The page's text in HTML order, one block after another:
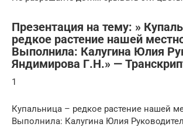
Презентация на тему: »
редкое растение нашей
Выполнила: Калугина Юлия
Яндимирова Г.Н.» —
1
Купальница – редкое растение нашей
Выполнила: Калугина Юлия